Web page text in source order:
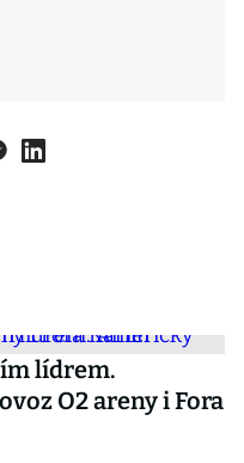
lídrem.
O2 areny i Fora